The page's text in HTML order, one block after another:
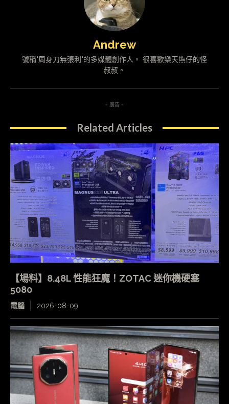
Andrew
號稱"周身刀無張利"的多媒體創作人。 很喜歡樂天熊仔的怪
叔叔。
- 廣告 -
Related Articles
【場料】8.48L 性能狂魔！ZOTAC 迷你機硬塞
5080
電腦 2026-08-09